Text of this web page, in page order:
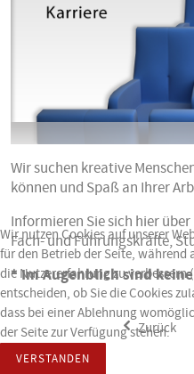
Wir suchen kreative
können und Spaß an Ihrer
Informieren Sie sich hier
Fach- und Führungskräfte,
* Im Augenblich sind
Zurück
Wir nutzen Cookies auf unserer
für den Betrieb der Seite, während
die Nutzererfahrung zu verbessern
entscheiden, ob Sie die Cookies
dass bei einer Ablehnung
der Seite zur Verfügung stehen.
VERSTANDEN